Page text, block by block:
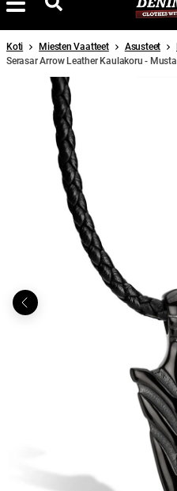
Koti Miesten Vaatteet Asusteet
Serasar Arrow Leather Kaulakoru - Musta